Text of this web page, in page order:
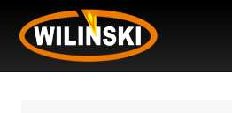
Przejdź
treści